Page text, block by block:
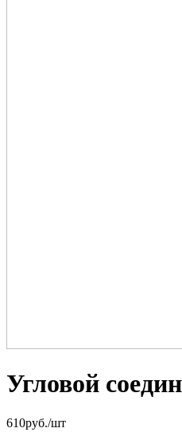
Угловой
610руб./шт